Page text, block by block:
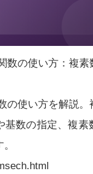
数の使い方：複
の使い方を解説。
基数の指定、複素